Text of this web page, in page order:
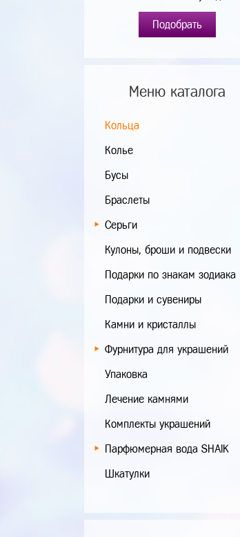
Подобрать
Меню каталога
Кольца
Колье
Бусы
Браслеты
Серьги
Кулоны, броши и подвески
Подарки по знакам зодиака
Подарки и сувениры
Камни и кристаллы
Фурнитура для украшений
Упаковка
Лечение камнями
Комплекты украшений
Парфюмерная вода SHAIK
Шкатулки